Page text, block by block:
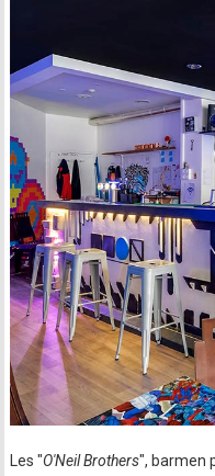
Les "O'Neil Brothers", barmen